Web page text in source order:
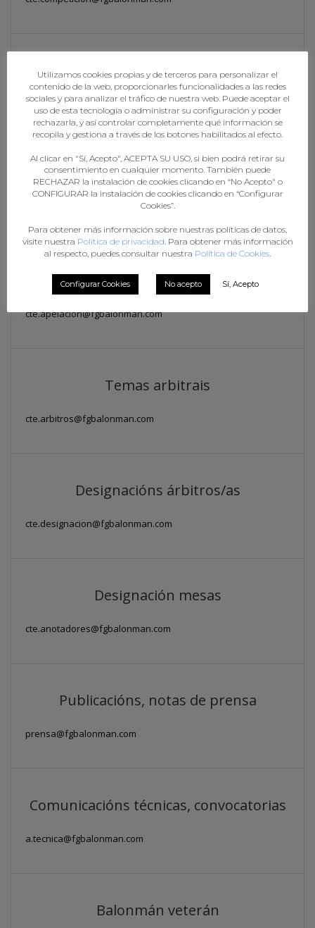
Competicións Deporte base
deportebase@fgbalonman.com
Tramitación Licenzas Categorías
Deporte Base
Apelación, recursos, dúbidas legais
cte.apelacion@fgbalonman.com
Temas arbitrais
cte.arbitros@fgbalonman.com
Designacións árbitros/as
cte.designacion@fgbalonman.com
Designación mesas
cte.anotadores@fgbalonman.com
Publicacións, notas de prensa
prensa@fgbalonman.com
Comunicacións técnicas, convocatorias
a.tecnica@fgbalonman.com
Balonmán veterán
Utilizamos cookies propias y de terceros para personalizar el
contenido de la web, proporcionarles funcionalidades a las redes
sociales y para analizar el tráfico de nuestra web. Puede aceptar el
uso de esta tecnología o administrar su configuración y poder
rechazarla, y así controlar completamente qué información se
recopila y gestiona a través de los botones habilitados al efecto.
Al clicar en "Sí, Acepto", ACEPTA SU USO, si bien podrá retirar su
consentimiento en cualquier momento. También puede
RECHAZAR la instalación de cookies clicando en “No Acepto" o
CONFIGURAR la instalación de cookies clicando en “Configurar
Cookies”.
Para obtener más información sobre nuestras políticas de datos,
visite nuestra Política de privacidad . Para obtener más información
al respecto, puedes consultar nuestra Política de Cookies
Configurar Cookies No acepto Sí, Acepto